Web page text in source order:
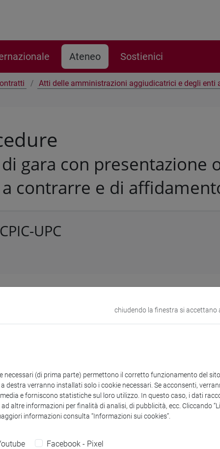
Ateneo Sostienici
Atti delle amministrazioni aggiudicatrici e degli
gara con presentazione
contrarre e di
UPC
GRUPPOFALLANI S.R.L. Realizzazione di stampa su film
al bando
Pannello retroferroso_IST.pdf
chiudendo la finestra si accettano
necessari (di prima parte) permettono il corretto funzionamento del
destra verranno installati solo i cookie necessari. Se acconsenti,
e forniscono statistiche sul loro utilizzo. In questo caso, i dati
altre informazioni per finalità di analisi, di pubblicità, ecc. Cliccando
informazioni consulta “Informazioni sui cookies”.
Facebook - Pixel